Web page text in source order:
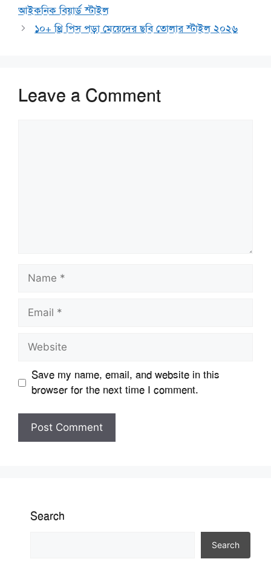
আইকনিক বিয়ার্ড স্টাইল
১০+ থ্রি পিস পড়া মেয়েদের ছবি তোলার স্টাইল ২০২৬
Leave a Comment
Name
Email
Website
Save my name, email, and website in this
browser for the next time I comment.
Search
Search